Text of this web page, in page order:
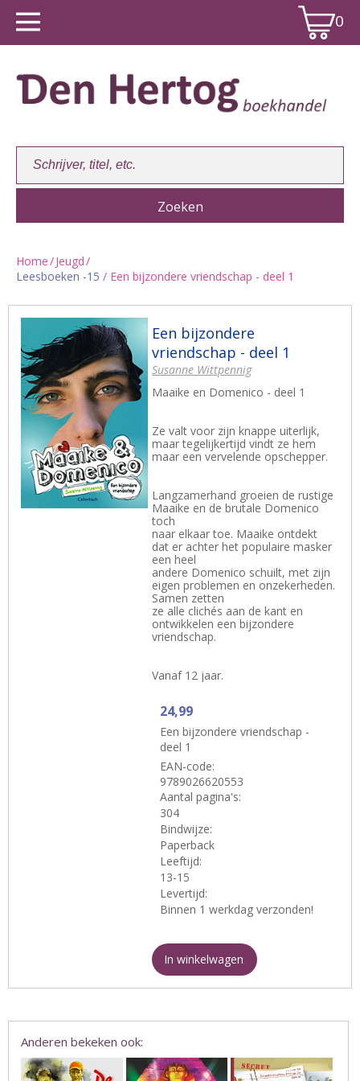
0
Winkelwagen:
Home/Jeugd/
Leesboeken -15 / Een bijzondere vriendschap - deel 1
Een bijzondere
vriendschap - deel 1
Susanne Wittpennig
Maaike en Domenico - deel 1
Ze valt voor zijn knappe uiterlijk,
maar tegelijkertijd vindt ze hem
maar een vervelende opschepper.
Langzamerhand groeien de rustige
Maaike en de brutale Domenico
toch
naar elkaar toe. Maaike ontdekt
dat er achter het populaire masker
een heel
andere Domenico schuilt, met zijn
eigen problemen en onzekerheden.
Samen zetten
ze alle clichés aan de kant en
ontwikkelen een bijzondere
vriendschap.
Vanaf 12 jaar.
24,99
Een bijzondere vriendschap -
deel 1
EAN-code:
9789026620553
Aantal pagina's:
304
Bindwijze:
Paperback
Leeftijd:
13-15
Levertijd:
Binnen 1 werkdag verzonden!
In winkelwagen
Anderen bekeken ook: